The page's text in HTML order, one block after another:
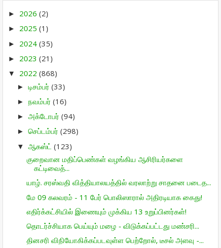
► 2026 (2)
► 2025 (1)
► 2024 (35)
► 2023 (21)
▼ 2022 (868)
► டிசம்பர் (33)
► நவம்பர் (16)
► அக்டோபர் (94)
► செப்டம்பர் (298)
▼ ஆகஸ்ட் (123)
குறைவான மதிப்பெண்கள் வழங்கிய ஆசிரியர்களை
கட்டிவைத்...
யாழ். சரஸ்வதி வித்தியாலயத்தில் வரலாற்று சாதனை படைத...
மே 09 கலவரம் - 11 பேர் பொலிஸாரால் அதிரடியாக கைது!
எதிர்க்கட்சியில் இணையும் முக்கிய 13 உறுப்பினர்கள்!
தொடர்ச்சியாக பெய்யும் மழை - விடுக்கப்பட்டது மண்சரி...
தினசரி விநியோகிக்கப்படவுள்ள பெற்றோல், டீசல் அளவு -...